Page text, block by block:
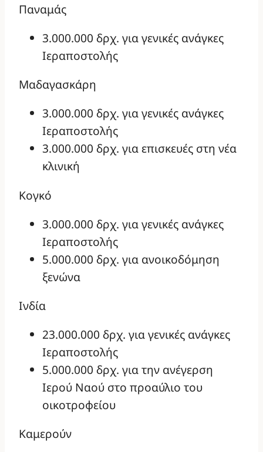
Παναμάς
3.000.000 δρχ. για γενικές ανάγκες
Ιεραποστολής
Μαδαγασκάρη
3.000.000 δρχ. για γενικές ανάγκες
Ιεραποστολής
3.000.000 δρχ. για επισκευές στη νέα
κλινική
Κογκό
3.000.000 δρχ. για γενικές ανάγκες
Ιεραποστολής
5.000.000 δρχ. για ανοικοδόμηση
ξενώνα
Ινδία
23.000.000 δρχ. για γενικές ανάγκες
Ιεραποστολής
5.000.000 δρχ. για την ανέγερση
Ιερού Ναού στο προαύλιο του
οικοτροφείου
Καμερούν